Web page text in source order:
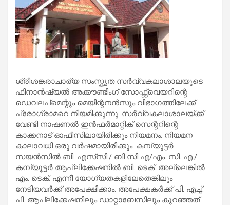
ശ്രീശങ്കരാചാര്യ സംസ്കൃത സർവ്വകലാശാലയുടെ
ഫിനാൻഷ്യൽ അക്കൗണ്ടിംഗ് സോഫ്റ്റ്‍വെയറിന്റെ
ഡെവലപ്മെന്റും മെയിന്റനൻസും വിഭാഗത്തിലേക്ക്
പ്രോഗ്രാമറെ നിയമിക്കുന്നു. സർവ്വകലാശാലയ്ക്ക്
വേണ്ടി നാഷണൽ ഇൻഫർമാറ്റിക് സെന്ററിന്റെ
കാക്കനാട് ഓഫീസിലായിരിക്കും നിയമനം. നിയമന
കാലാവധി ഒരു വർഷമായിരിക്കും. കമ്പ്യുട്ടർ
സയൻസിൽ ബി. എസ്‍സി./ ബി സി എ/എം. സി. എ./
കമ്പ്യൂട്ടർ ആപ്ലിക്കേഷനിൽ ബി. ടെക്. അല്ലെങ്കിൽ
എം. ടെക്. എന്നീ യോഗ്യതകളിലേതെങ്കിലും
നേടിയവർക്ക് അപേക്ഷിക്കാം. അപേക്ഷകർക്ക് പി. എച്ച്.
പി. ആപ്ലിക്കേഷനിലും ഡാറ്റാബേസിലും കുറഞ്ഞത്